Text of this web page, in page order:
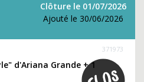
Clôture le 01/07/2026
Ajouté le 30/06/2026
371973
d'Ariana Grande + 1